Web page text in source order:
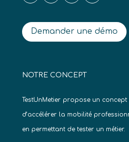
Demander une démo
NOTRE CONCEPT
TestUnMetier propose un concept
d’accélérer la mobilité
en permettant de tester un métier.